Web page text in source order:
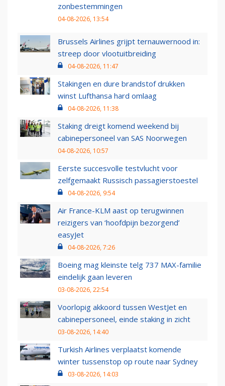
zonbestemmingen
04-08-2026, 13:54
Brussels Airlines grijpt ternauwernood in:
streep door vlootuitbreiding
04-08-2026, 11:47
Stakingen en dure brandstof drukken
winst Lufthansa hard omlaag
04-08-2026, 11:38
Staking dreigt komend weekend bij
cabinepersoneel van SAS Noorwegen
04-08-2026, 10:57
Eerste succesvolle testvlucht voor
zelfgemaakt Russisch passagierstoestel
04-08-2026, 9:54
Air France-KLM aast op terugwinnen
reizigers van ‘hoofdpijn bezorgend’
easyJet
04-08-2026, 7:26
Boeing mag kleinste telg 737 MAX-familie
eindelijk gaan leveren
03-08-2026, 22:54
Voorlopig akkoord tussen WestJet en
cabinepersoneel, einde staking in zicht
03-08-2026, 14:40
Turkish Airlines verplaatst komende
winter tussenstop op route naar Sydney
03-08-2026, 14:03